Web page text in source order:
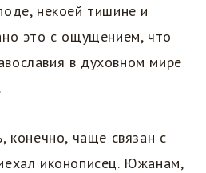
некоей тишине и
это с ощущением, что
в духовном мире
конечно, чаще связан с
иконописец. Южанам,